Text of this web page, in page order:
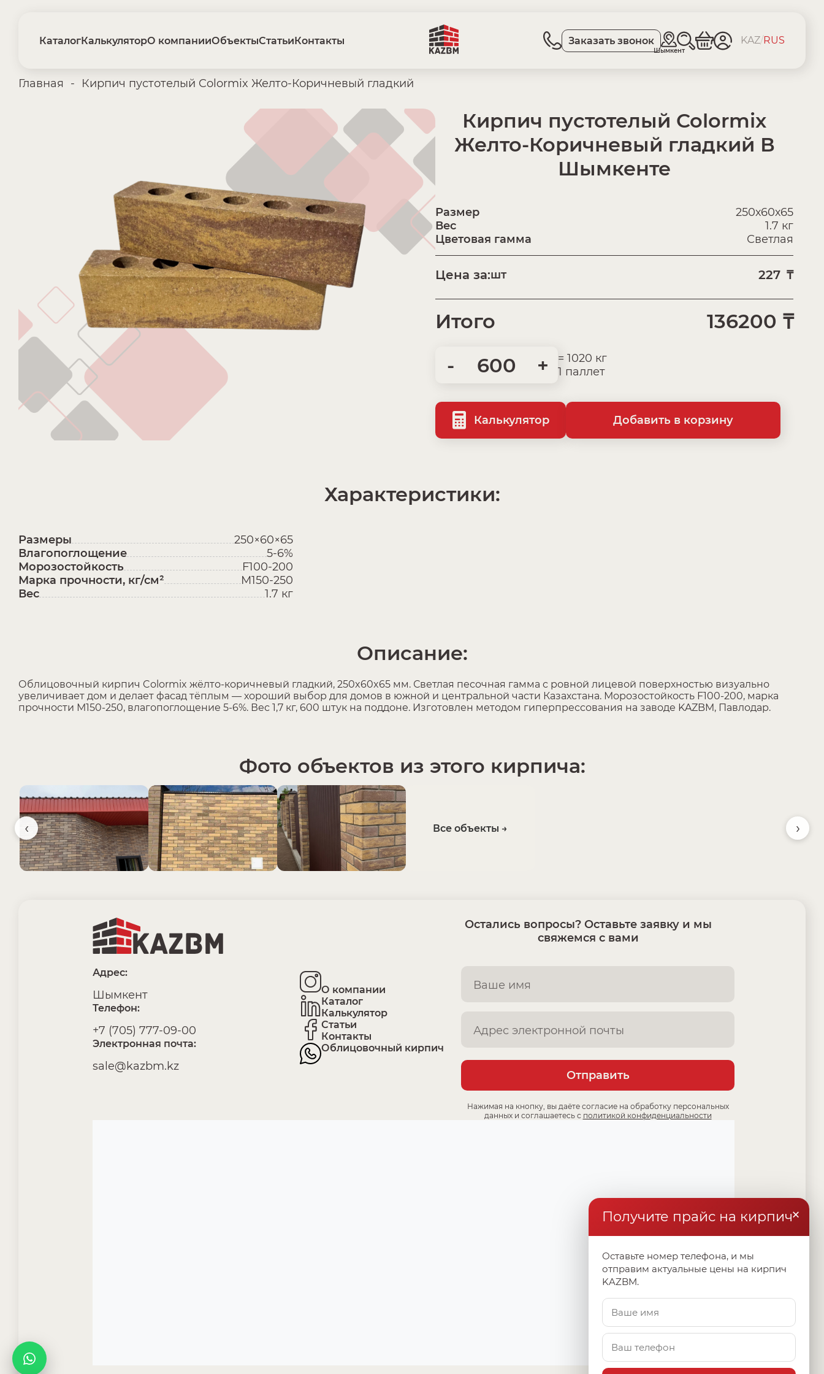
КаталогКалькуляторО компанииОбъектыСтатьиКонтакты Заказать звонок
Шымкент
KAZ/RUS
Главная - Кирпич пустотелый Colormix Желто-Коричневый гладкий
Кирпич пустотелый Colormix
Желто-Коричневый гладкий В
Шымкенте
Размер
250х60х65
Вес
1.7 кг
Цветовая гамма
Светлая
Цена за:шт 227 ₸
Итого 136200 ₸
- +
= 1020 кг
1 паллет
Калькулятор Добавить в корзину
Характеристики:
Размеры
250×60×65
Влагопоглощение
5-6%
Морозостойкость
F100-200
Марка прочности, кг/см²
М150-250
Вес
1.7 кг
Описание:
Облицовочный кирпич Colormix жёлто-коричневый гладкий, 250x60x65 мм. Светлая песочная гамма с ровной лицевой поверхностью визуально
увеличивает дом и делает фасад тёплым — хороший выбор для домов в южной и центральной части Казахстана. Морозостойкость F100-200, марка
прочности М150-250, влагопоглощение 5-6%. Вес 1,7 кг, 600 штук на поддоне. Изготовлен методом гиперпрессования на заводе KAZBM, Павлодар.
Фото объектов из этого кирпича:
‹ Все объекты → ›
Адрес:
Шымкент
Телефон:
+7 (705) 777-09-00
Электронная почта:
sale@kazbm.kz
О компании
Каталог
Калькулятор
Статьи
Контакты
Облицовочный кирпич
Остались вопросы? Оставьте заявку и мы
свяжемся с вами
Отправить
Нажимая на кнопку, вы даёте согласие на обработку персональных
данных и соглашаетесь с политикой конфиденциальности
×
Получите прайс на кирпич
Оставьте номер телефона, и мы
отправим актуальные цены на кирпич
KAZBM.